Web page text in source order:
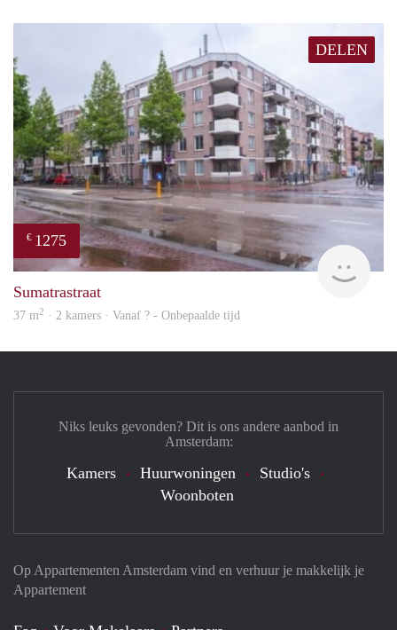
DELEN
€ 1275
Sumatrastraat
37 m2 · 2 kamers · Vanaf ? - Onbepaalde tijd
Op Appartementen Amsterdam vind en verhuur je makkelijk je
Appartement
Niks leuks gevonden? Dit is ons andere aanbod in
Amsterdam:
Kamers Huurwoningen
Studio's
Woonboten